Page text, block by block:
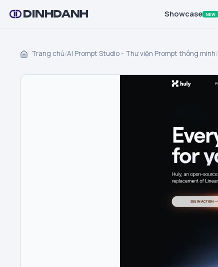
DINHDANH Showcase NEW
Trang chủ/AI Prompt Studio - Thư viện Prompt thông minh/